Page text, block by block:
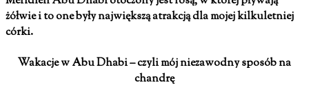
żółwie i to one były największą atrakcją dla mojej kilkuletniej
córki.
Wakacje w Abu Dhabi – czyli mój niezawodny sposób na
chandrę